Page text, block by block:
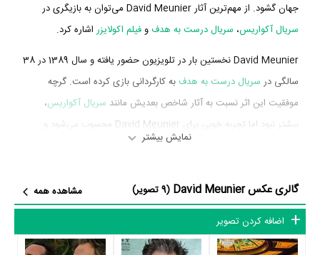
جهان گشود. از مهم‌ترین آثار David Meunier می‌توان به بازیگری در
سریال آکواریس، سریال درست به هدفوفیلم اکولایزر اشاره کرد.
David Meunier نخستین بار در تلویزیون حضور یافته و سال 1389 در 38
سالگی در سریال درست به هدف به کارگردانی بازی کرده است. گرچه
موفقیت این اثر نسبت به آثار شاخص بعدیش مانند سریال آکواریس،
بیشتر نبود اما تجربه خوبی برای David Meunier محسوب می‌شود و
تیموتی اولیفانت
David Meunier در سال 1394 دوره‌ی پرتلاشی را در عرصه سینما و
در این سال، بازیگری در
سریال آکواریسمحسوب می‌شود.
نمایش بیشتر
گالری عکس David Meunier (9 تصویر)
مشاهده همه
اضافه کردن تصویر